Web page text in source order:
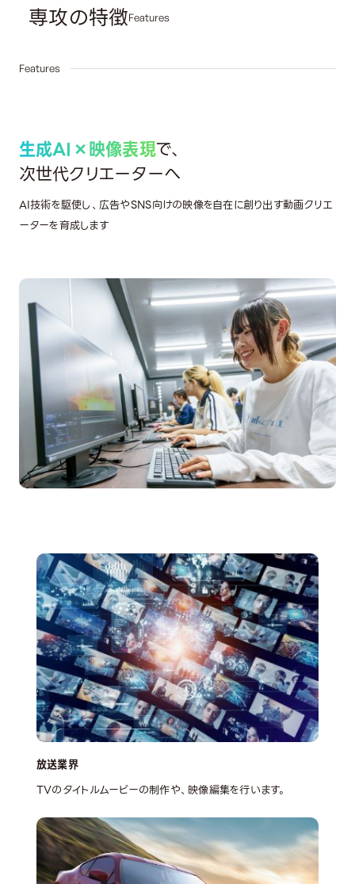
専攻の特徴Features
Features01
生成AI×映像表現で、
次世代クリエーターへ
AI技術を駆使し、広告やSNS向けの映像を自在に創り出す動画クリエ
ーターを育成します
放送業界
TVのタイトルムービーの制作や、映像編集を行います。